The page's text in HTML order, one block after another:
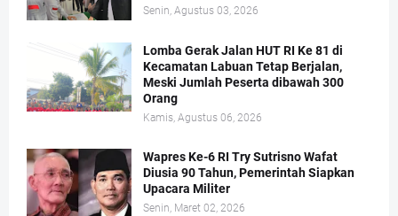
Senin, Agustus 03, 2026
Lomba Gerak Jalan HUT RI Ke 81 di
Kecamatan Labuan Tetap Berjalan,
Meski Jumlah Peserta dibawah 300
Orang
Kamis, Agustus 06, 2026
Wapres Ke-6 RI Try Sutrisno Wafat
Diusia 90 Tahun, Pemerintah Siapkan
Upacara Militer
Senin, Maret 02, 2026